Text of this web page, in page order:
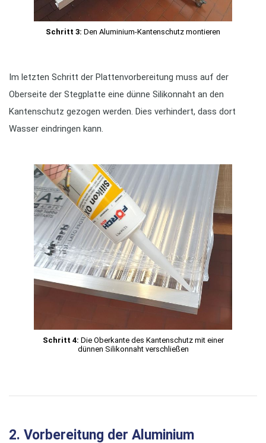
Schritt 3: Den Aluminium-Kantenschutz montieren
Im letzten Schritt der Plattenvorbereitung muss auf der
Oberseite der Stegplatte eine dünne Silikonnaht an den
Kantenschutz gezogen werden. Dies verhindert, dass dort
Wasser eindringen kann.
Schritt 4: Die Oberkante des Kantenschutz mit einer
dünnen Silikonnaht verschließen
2. Vorbereitung der Aluminium